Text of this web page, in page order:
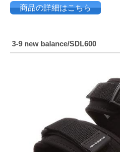
商品の詳細はこちら
3-9 new balance/SDL600